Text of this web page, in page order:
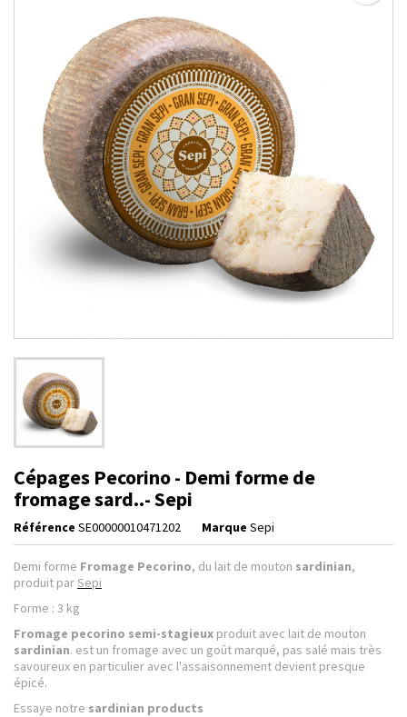
Cépages Pecorino - Demi forme de
fromage sard..- Sepi
Référence SE00000010471202 Marque Sepi
Demi forme Fromage Pecorino, du lait de mouton sardinian,
produit parSepi
Forme : 3 kg
Fromage pecorino semi-stagieux produit avec lait de mouton
sardinian. est un fromage avec un goût marqué, pas salé mais très
savoureux en particulier avec l'assaisonnement devient presque
épicé.
Essaye notre sardinian products